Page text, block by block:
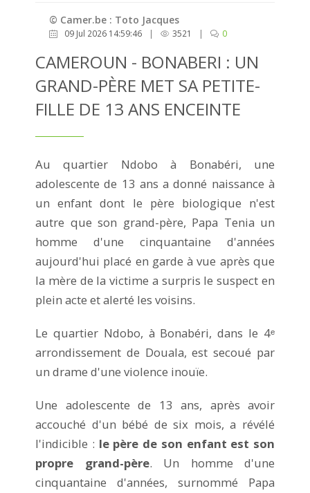
© Camer.be : Toto Jacques
09 Jul 2026 14:59:46 | 3521 | 0
CAMEROUN - BONABERI : UN
GRAND-PÈRE MET SA PETITE-
FILLE DE 13 ANS ENCEINTE
Au quartier Ndobo à Bonabéri, une
adolescente de 13 ans a donné naissance à
un enfant dont le père biologique n'est
autre que son grand-père, Papa Tenia un
homme d'une cinquantaine d'années
aujourd'hui placé en garde à vue après que
la mère de la victime a surpris le suspect en
plein acte et alerté les voisins.
Le quartier Ndobo, à Bonabéri, dans le 4ᵉ
arrondissement de Douala, est secoué par
un drame d'une violence inouïe.
Une adolescente de 13 ans, après avoir
accouché d'un bébé de six mois, a révélé
l'indicible : le père de son enfant est son
propre grand-père. Un homme d'une
cinquantaine d'années, surnommé Papa